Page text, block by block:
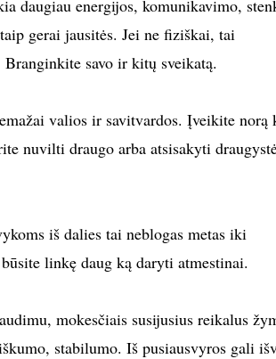
daugiau energijos, komunikavimo,
gerai jausitės. Jei ne fiziškai, tai
savo ir kitų sveikatą.
valios ir savitvardos. Įveikite norą
nuvilti draugo arba atsisakyti
iš dalies tai neblogas metas iki
linkę daug ką daryti atmestinai.
mokesčiais susijusius reikalus
stabilumo. Iš pusiausvyros gali